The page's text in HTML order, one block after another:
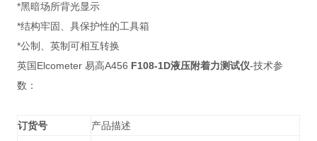
*黑暗场所背光显示
*结构牢固、具保护性的工具箱
*公制、英制可相互转换
英国Elcometer 易高A456 F108-1D液压附着力测试仪-技术参
数：
订货号
产品描述